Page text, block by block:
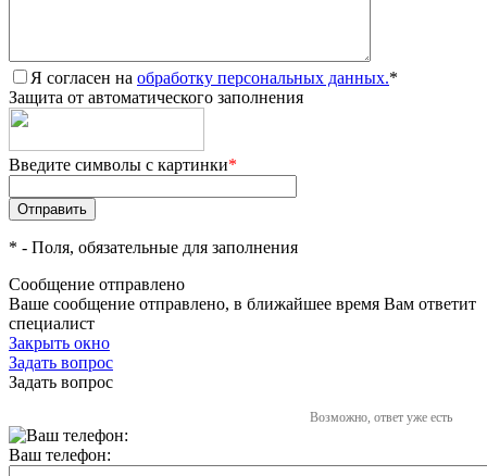
Я согласен на обработку персональных данных.*
Защита от автоматического заполнения
Введите символы с картинки*
* - Поля, обязательные для заполнения
Сообщение отправлено
Ваше сообщение отправлено, в ближайшее время Вам ответит
специалист
Закрыть окно
Задать вопрос
Задать вопрос
Возможно, ответ уже есть
Ваш телефон: